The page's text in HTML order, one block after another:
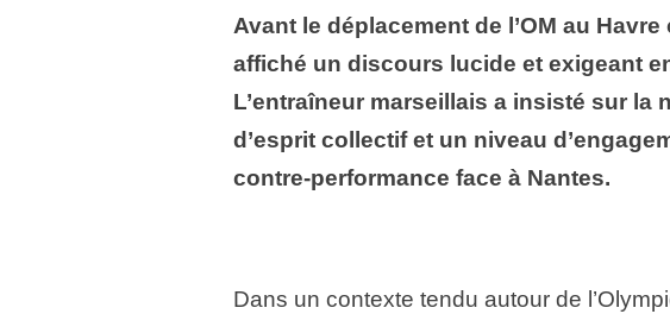
Avant le déplacement de l’OM au
affiché un discours lucide et exigeant
L’entraîneur marseillais a insisté sur la
d’esprit collectif et un niveau
contre-performance face à Nantes.
Dans un contexte tendu autour de